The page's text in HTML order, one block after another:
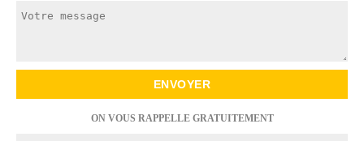
ON VOUS RAPPELLE GRATUITEMENT